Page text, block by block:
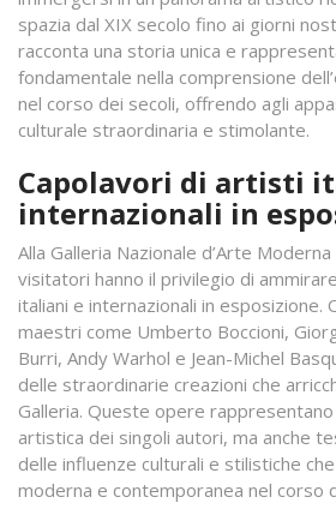
spazia dal XIX secolo fino ai giorni
racconta una storia unica e
fondamentale nella comprensione
nel corso dei secoli, offrendo agli
culturale straordinaria e stimolante.
Capolavori di artisti
internazionali in
Alla Galleria Nazionale d’Arte
visitatori hanno il privilegio di
italiani e internazionali in esposizione.
maestri come Umberto Boccioni,
Burri, Andy Warhol e Jean-Michel
delle straordinarie creazioni che
Galleria. Queste opere rappresentano
artistica dei singoli autori, ma anche
delle influenze culturali e stilistiche
moderna e contemporanea nel corso